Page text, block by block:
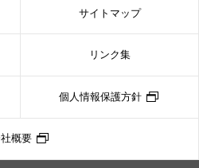
サイトマップ
リンク集
個人情報保護方針
概要